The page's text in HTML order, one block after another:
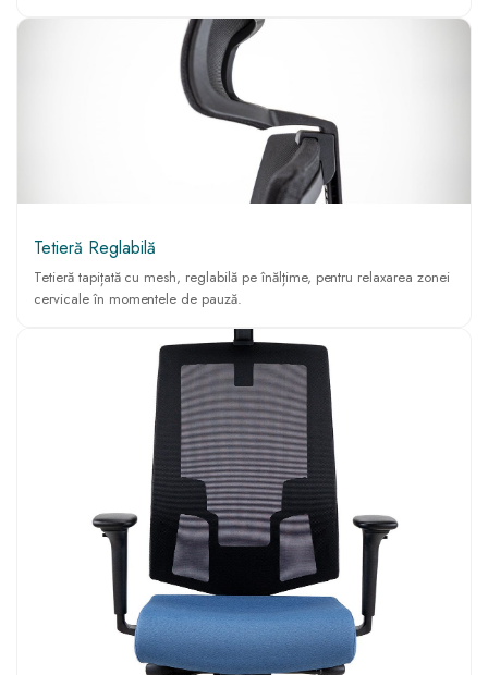
Tetieră Reglabilă
Tetieră tapițată cu mesh, reglabilă pe înălțime, pentru relaxarea zonei
cervicale în momentele de pauză.